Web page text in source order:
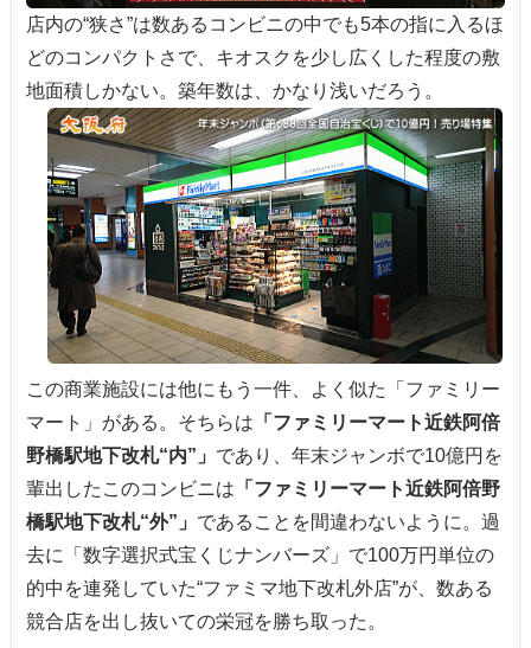
店内の“狭さ”は数あるコンビニの中でも5本の指に入るほ
どのコンパクトさで、キオスクを少し広くした程度の敷
地面積しかない。築年数は、かなり浅いだろう。
この商業施設には他にもう一件、よく似た「ファミリー
マート」がある。そちらは 「ファミリーマート近鉄阿倍
野橋駅地下改札“内”」 であり、年末ジャンボで10億円を
輩出したこのコンビニは 「ファミリーマート近鉄阿倍野
橋駅地下改札“外”」 であることを間違わないように。過
去に「数字選択式宝くじナンバーズ」で100万円単位の
的中を連発していた“ファミマ地下改札外店”が、数ある
競合店を出し抜いての栄冠を勝ち取った。